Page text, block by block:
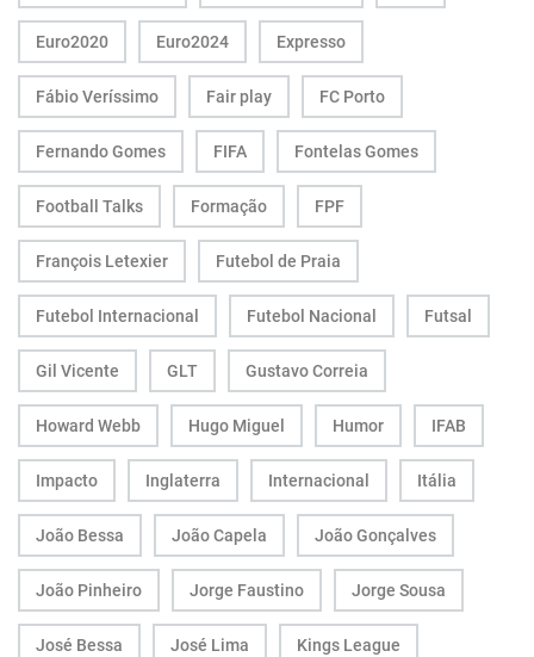
Euro2020 Euro2024 Expresso
Fábio Veríssimo Fair play FC Porto
Fernando Gomes FIFA Fontelas Gomes
Football Talks Formação FPF
François Letexier Futebol de Praia
Futebol Internacional Futebol Nacional Futsal
Gil Vicente GLT Gustavo Correia
Howard Webb Hugo Miguel Humor IFAB
Impacto Inglaterra Internacional Itália
João Bessa João Capela João Gonçalves
João Pinheiro Jorge Faustino Jorge Sousa
José Bessa José Lima Kings League